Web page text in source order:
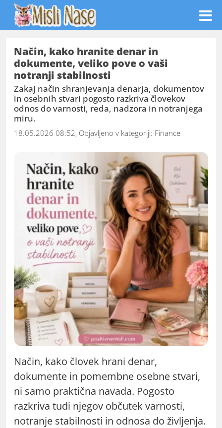
Način, kako hranite denar in
dokumente, veliko pove o vaši
notranji stabilnosti
Zakaj način shranjevanja denarja, dokumentov
in osebnih stvari pogosto razkriva človekov
odnos do varnosti, reda, nadzora in notranjega
miru.
18.05.2026 08:52, Objavljeno v kategoriji: Finance
Način, kako človek hrani denar,
dokumente in pomembne osebne stvari,
ni samo praktična navada. Pogosto
razkriva tudi njegov občutek varnosti,
notranje stabilnosti in odnosa do življenja.